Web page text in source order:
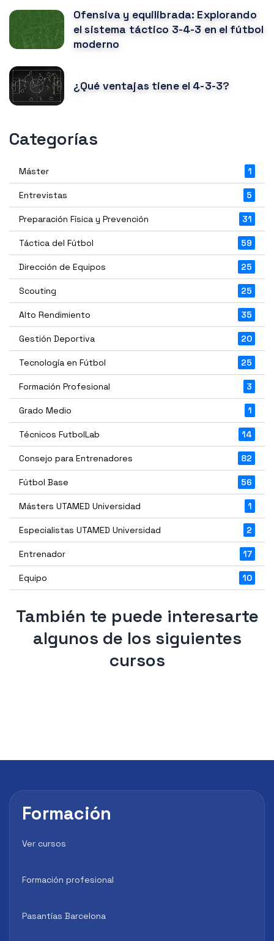
Ofensiva y equilibrada: Explorando
el sistema táctico 3-4-3 en el fútbol
moderno
¿Qué ventajas tiene el 4-3-3?
Categorías
Máster 1
Entrevistas 5
Preparación Física y Prevención 31
Táctica del Fútbol 59
Dirección de Equipos 25
Scouting 25
Alto Rendimiento 35
Gestión Deportiva 20
Tecnología en Fútbol 25
Formación Profesional 3
Grado Medio 1
Técnicos FutbolLab 14
Consejo para Entrenadores 82
Fútbol Base 56
Másters UTAMED Universidad 1
Especialistas UTAMED Universidad 2
Entrenador 17
Equipo 10
También te puede interesarte
algunos de los siguientes
cursos
Formación
Ver cursos
Formación profesional
Pasantías Barcelona